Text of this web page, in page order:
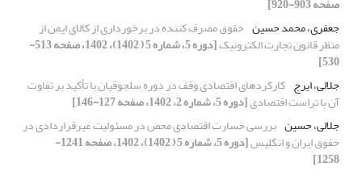
جعفری، محمد حسین حقوق مصرف کننده در برخورداری از کالای ایمن از
منظر قانون تجارت الکترونیک [دوره 5، شماره 5 ( 1402)، 1402، صفحه 513-
530]
جلالی، ایرج کارکردهای اقتصادی وقف در دوره سلجوقیان با تأکید بر تفاوت
آن با تراست اقتصادی[دوره 5، شماره 2، 1402، صفحه 127-146]
جلالی، حسین بررسی خسارت اقتصادی محض در مسئولیت غیرقراردادی در
حقوق ایران و انگلیس [دوره 5، شماره 5 ( 1402)، 1402، صفحه 1241-
1258]